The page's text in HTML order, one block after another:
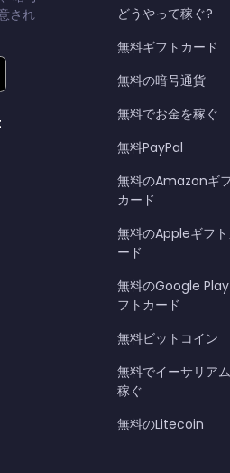
され
どうやって稼ぐ?
無料ギフトカード
無料の暗号通貨
無料でお金を稼ぐ
無料PayPal
無料のAmazonギ
カード
無料のAppleギフト
ード
無料のGoogle
フトカード
無料ビットコイン
無料でイーサリア
稼ぐ
無料のLitecoin